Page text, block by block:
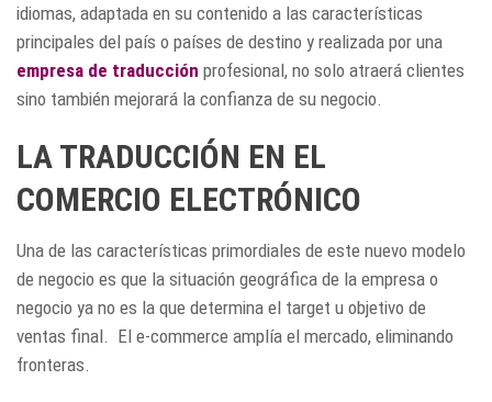
idiomas, adaptada en su contenido a las características
principales del país o países de destino y realizada por una
empresa de traducción profesional, no solo atraerá clientes
sino también mejorará la confianza de su negocio.
LA TRADUCCIÓN EN EL
COMERCIO ELECTRÓNICO
Una de las características primordiales de este nuevo modelo
de negocio es que la situación geográfica de la empresa o
negocio ya no es la que determina el target u objetivo de
ventas final. El e-commerce amplía el mercado, eliminando
fronteras.